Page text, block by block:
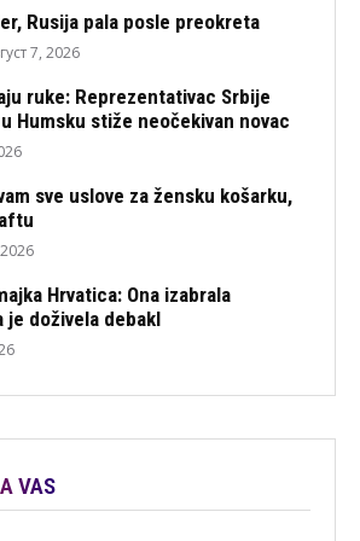
Rusija pala posle preokreta
7, 2026
ruke: Reprezentativac Srbije
Humsku stiže neočekivan novac
sve uslove za žensku košarku,
2026
Hrvatica: Ona izabrala
je doživela debakl
VAS